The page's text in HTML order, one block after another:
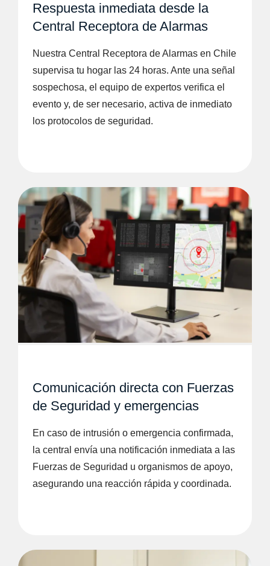
Respuesta inmediata desde la
Central Receptora de Alarmas
Nuestra Central Receptora de Alarmas en Chile
supervisa tu hogar las 24 horas. Ante una señal
sospechosa, el equipo de expertos verifica el
evento y, de ser necesario, activa de inmediato
los protocolos de seguridad.
Comunicación directa con Fuerzas
de Seguridad y emergencias
En caso de intrusión o emergencia confirmada,
la central envía una notificación inmediata a las
Fuerzas de Seguridad u organismos de apoyo,
asegurando una reacción rápida y coordinada.